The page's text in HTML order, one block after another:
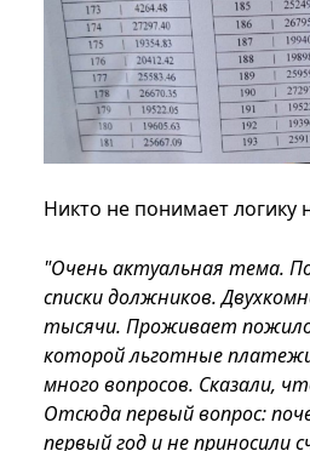
Никто не понимает логику
"Очень актуальная тема.
списки должников.
тысячи. Проживает
которой льготные
много вопросов. Сказали,
Отсюда первый вопрос:
первый год и не приносили